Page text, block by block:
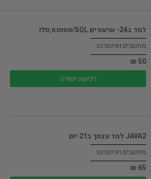
למד ב24- שיעורים SQL/סטפנס,פלו
מחשבים ואינטרנט
50 ₪
רכישה ישירה
JAVA2 למד עצמך ב21 יום
מחשבים ואינטרנט
65 ₪